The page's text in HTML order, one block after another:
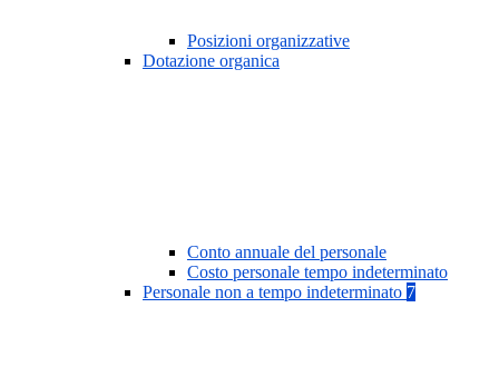
Posizioni organizzative
Dotazione organica
Conto annuale del personale
Costo personale tempo indeterminato
Personale non a tempo indeterminato 7